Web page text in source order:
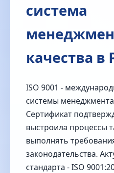
система
качества в
ISO 9001 -
системы
Сертификат
выстроила процессы
выполнять
законодательства.
стандарта - ISO